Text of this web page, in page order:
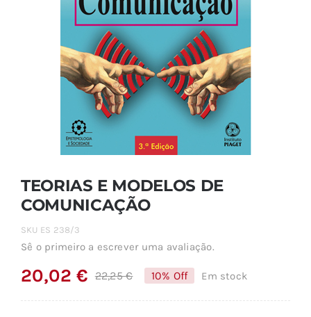
TEORIAS E MODELOS DE
COMUNICAÇÃO
SKU ES 238/3
Sê o primeiro a escrever uma avaliação.
22,25€O
20,02€
O
10% Off Em stock